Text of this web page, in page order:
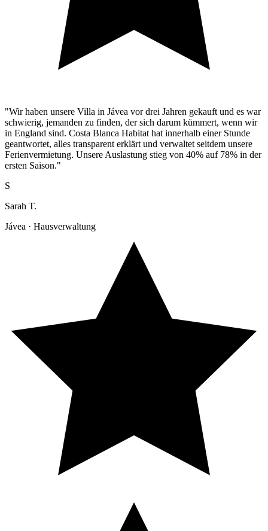
"Wir haben unsere Villa in Jávea vor drei Jahren gekauft und es war
schwierig, jemanden zu finden, der sich darum kümmert, wenn wir
in England sind. Costa Blanca Habitat hat innerhalb einer Stunde
geantwortet, alles transparent erklärt und verwaltet seitdem unsere
Ferienvermietung. Unsere Auslastung stieg von 40% auf 78% in der
ersten Saison."
S
Sarah T.
Jávea · Hausverwaltung